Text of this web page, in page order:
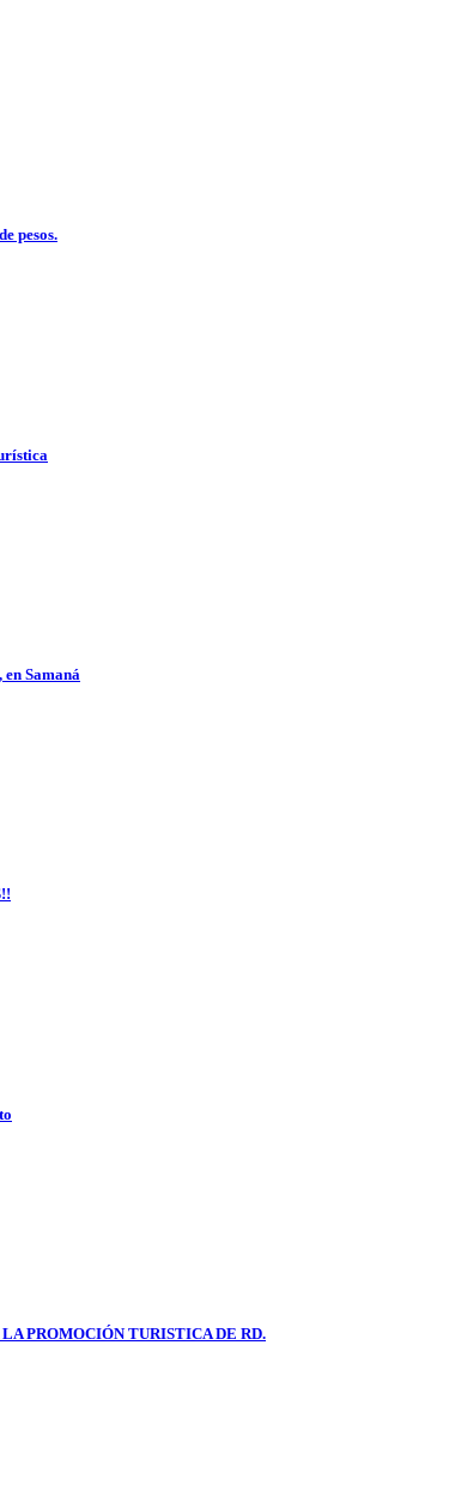
pesos.
Samaná
PROMOCIÓN TURISTICA DE RD.